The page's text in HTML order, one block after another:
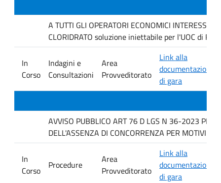
A TUTTI GLI OPERATORI ECONOMICI
CLORIDRATO soluzione iniettabile per l'UOC di
In
Corso
Indagini e
Consultazioni
Area
Provveditorato
Link alla
documentazione
di gara
AVVISO PUBBLICO ART 76 D LGS N 36-2023 PER
DELL'ASSENZA DI CONCORRENZA PER MOTIVI
In
Corso
Procedure
Area
Provveditorato
Link alla
documentazione
di gara